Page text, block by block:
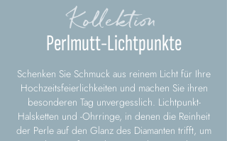
Kollektion
Perlmutt-Lichtpunkte
Schenken Sie Schmuck aus reinem Licht für Ihre
Hochzeitsfeierlichkeiten und machen Sie ihren
besonderen Tag unvergesslich. Lichtpunkt-
Halsketten und -Ohrringe, in denen die Reinheit
der Perle auf den Glanz des Diamanten trifft, um